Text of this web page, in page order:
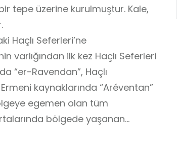
tepe üzerine kurulmuştur. Kale,
Haçlı Seferleri’ne
varlığından ilk kez Haçlı Seferleri
“er-Ravendan”, Haçlı
kaynaklarında “Aréventan”
egemen olan tüm
bölgede yaşanan